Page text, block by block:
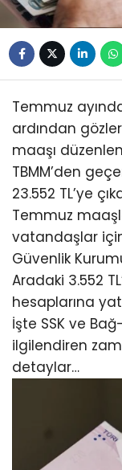
Temmuz
ardından
maaşı
TBMM’den
23.552 TL’ye
Temmuz
vatandaşlar
Güvenlik
Aradaki 3.552
hesaplarına
İşte SSK ve
ilgilendiren
detaylar…